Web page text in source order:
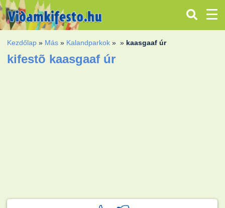
Kezdőlap » Más » Kalandparkok » » kaasgaaf úr
kifestõ kaasgaaf úr